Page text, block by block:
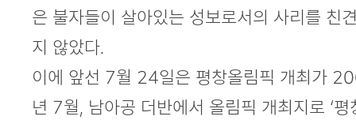
은 불자들이 살아있는 성보로서의 사리를 친
지 않았다.
이에 앞선 7월 24일은 평창올림픽 개최가
년 7월, 남아공 더반에서 올림픽 개최지로 ‘